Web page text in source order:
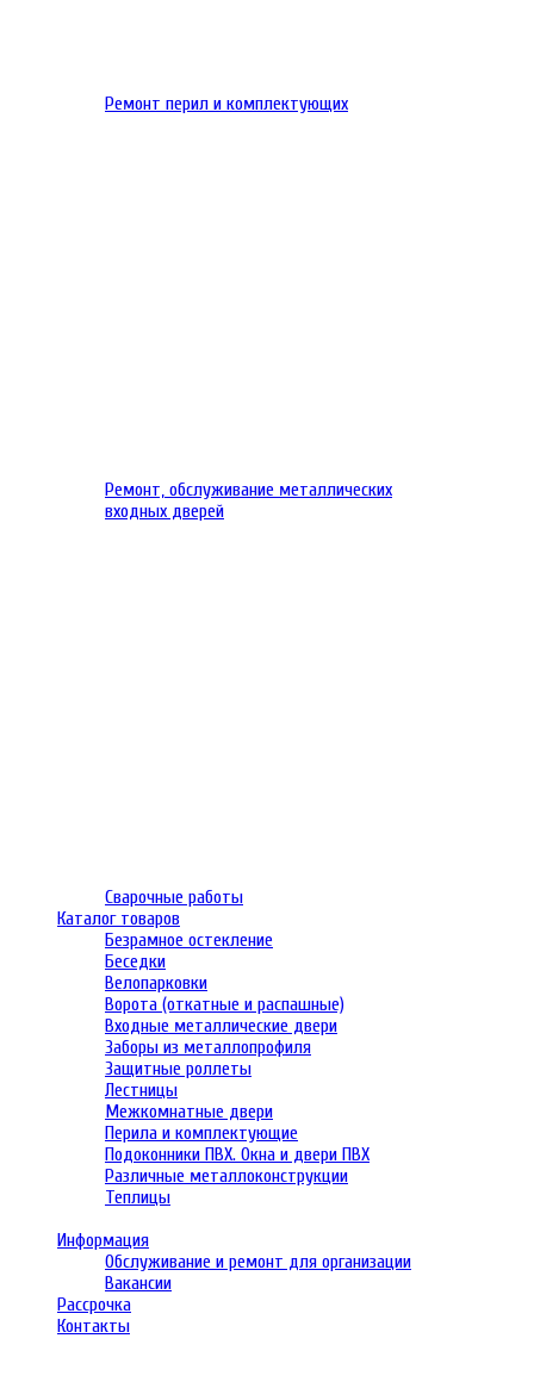
Ремонт перил и комплектующих
Ремонт, обслуживание металлических
входных дверей
Сварочные работы
Каталог товаров
Безрамное остекление
Беседки
Велопарковки
Ворота (откатные и распашные)
Входные металлические двери
Заборы из металлопрофиля
Защитные роллеты
Лестницы
Межкомнатные двери
Перила и комплектующие
Подоконники ПВХ. Окна и двери ПВХ
Различные металлоконструкции
Теплицы
Информация
Обслуживание и ремонт для организации
Вакансии
Рассрочка
Контакты